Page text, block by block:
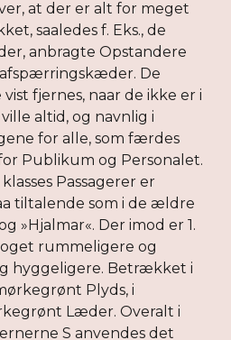
at der er alt for meget
saaledes f. Eks., de
anbragte Opstandere
De
fjernes, naar de ikke er i
altid, og navnlig i
for alle, som færdes
Publikum og Personalet.
Passagerer er
tiltalende som i de ældre
»Hjalmar«. Der imod er 1.
rummeligere og
hyggeligere. Betrækket i
Plyds, i
Læder. Overalt i
S anvendes det